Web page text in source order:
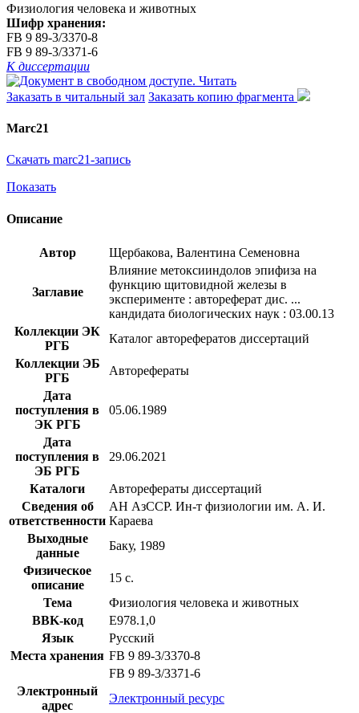
Физиология человека и животных
Шифр хранения:
FB 9 89-3/3370-8
FB 9 89-3/3371-6
К диссертации
Читать
Заказать в читальный зал Заказать копию фрагмента
Marc21
Скачать marc21-запись
Показать
Описание
Автор Щербакова, Валентина Семеновна
Заглавие
Влияние метоксииндолов эпифиза на
функцию щитовидной железы в
эксперименте : автореферат дис. ...
кандидата биологических наук : 03.00.13
Коллекции ЭК
РГБ
Каталог авторефератов диссертаций
Коллекции ЭБ
РГБ
Авторефераты
Дата
поступления в
ЭК РГБ
05.06.1989
Дата
поступления в
ЭБ РГБ
29.06.2021
Каталоги
Авторефераты диссертаций
Сведения об
ответственности
АН АзССР. Ин-т физиологии им. А. И.
Караева
Выходные
данные
Баку, 1989
Физическое
описание
15 с.
Тема
Физиология человека и животных
BBK-код
Е978.1,0
Язык
Русский
Места хранения FB 9 89-3/3370-8
FB 9 89-3/3371-6
Электронный
адрес
Электронный ресурс